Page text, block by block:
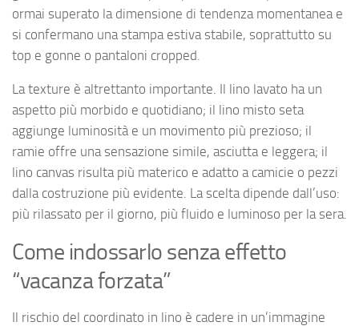
ormai superato la dimensione di tendenza momentanea e
si confermano una stampa estiva stabile, soprattutto su
top e gonne o pantaloni cropped.
La texture è altrettanto importante. Il lino lavato ha un
aspetto più morbido e quotidiano; il lino misto seta
aggiunge luminosità e un movimento più prezioso; il
ramie offre una sensazione simile, asciutta e leggera; il
lino canvas risulta più materico e adatto a camicie o pezzi
dalla costruzione più evidente. La scelta dipende dall’uso:
più rilassato per il giorno, più fluido e luminoso per la sera.
Come indossarlo senza effetto
“vacanza forzata”
Il rischio del coordinato in lino è cadere in un’immagine